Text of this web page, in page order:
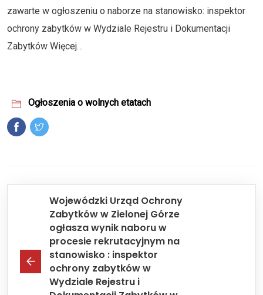
zawarte w ogłoszeniu o naborze na stanowisko: inspektor
ochrony zabytków w Wydziale Rejestru i Dokumentacji
Zabytków Więcej…
Ogłoszenia o wolnych etatach
Wojewódzki Urząd Ochrony
Zabytków w Zielonej Górze
ogłasza wynik naboru w
procesie rekrutacyjnym na
stanowisko : inspektor
ochrony zabytków w
Wydziale Rejestru i